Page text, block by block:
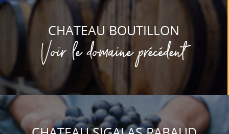
CHATEAU BOUTILLON
Voir le domaine précédent